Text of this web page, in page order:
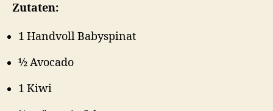
Zutaten:
1 Handvoll Babyspinat
½ Avocado
1 Kiwi